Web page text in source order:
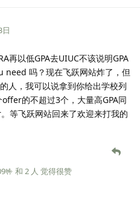
再以低GPA去UIUC不该说明GPA
吗？现在飞跃网站炸了，但
人，我可以说拿到你给出学校列
的不超过3个，大量高GPA同
等飞跃网站回来了欢迎来打我的
和 2 人 觉得很赞